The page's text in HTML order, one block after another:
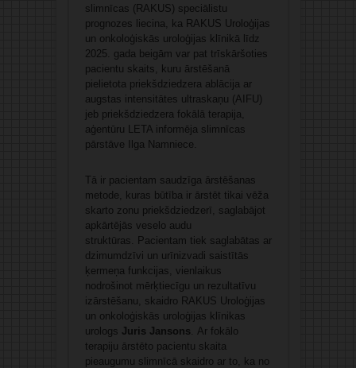
slimnīcas (RAKUS) speciālistu
prognozes liecina, ka RAKUS Uroloģijas
un onkoloģiskās uroloģijas klīnikā līdz
2025. gada beigām var pat trīskāršoties
pacientu skaits, kuru ārstēšanā
pielietota priekšdziedzera ablācija ar
augstas intensitātes ultraskaņu (AIFU)
jeb priekšdziedzera fokālā terapija,
aģentūru LETA informēja slimnīcas
pārstāve Ilga Namniece.
Tā ir pacientam saudzīga ārstēšanas
metode, kuras būtība ir ārstēt tikai vēža
skarto zonu priekšdziedzerī, saglabājot
apkārtējās veselo audu
struktūras. Pacientam tiek saglabātas ar
dzimumdzīvi un urīnizvadi saistītās
ķermeņa funkcijas, vienlaikus
nodrošinot mērķtiecīgu un rezultatīvu
izārstēšanu, skaidro RAKUS Uroloģijas
un onkoloģiskās uroloģijas klīnikas
urologs Juris Jansons . Ar fokālo
terapiju ārstēto pacientu skaita
pieaugumu slimnīcā skaidro ar to, ka no